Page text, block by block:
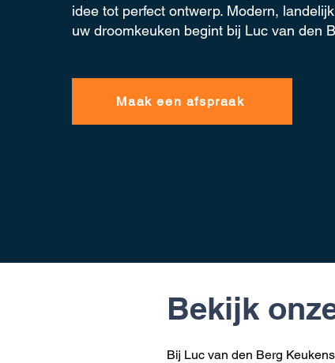
idee tot perfect ontwerp. Modern,
uw droomkeuken begint bij Luc van den
Maak een afspraak
Bekijk
Bij Luc van den Berg